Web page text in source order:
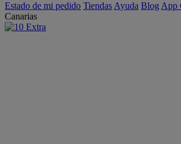
Estado de mi pedido Tiendas Ayuda Blog App
Canarias